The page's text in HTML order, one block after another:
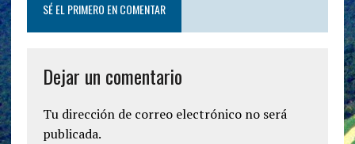
SÉ EL PRIMERO EN COMENTAR
Dejar un comentario
Tu dirección de correo electrónico no será
publicada.